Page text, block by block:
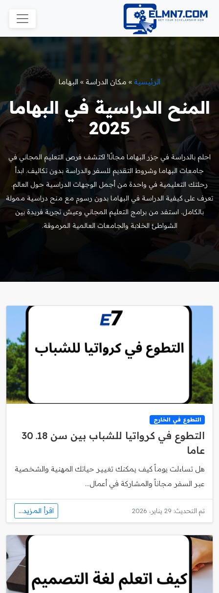
الرئيسية » مكان الدراسة » البهاما
المنح الدراسية في البهاما
2025
احلم بالدراسة في جزر البهاما مجانًا! اكتشف فرص التعليم المجاني في
جامعات البهاما وشروط التقديم للسفر والدراسة بدون تكاليف. ابدأ
رحلتك التعليمية في واحدة من أجمل الوجهات الدراسية حول العالم.
تعرف على كيفية الدراسة في البهاما بدون رسوم مع منح دراسية ممولة
بالكامل. استفد من برامج التعليم المجاني وعيش تجربة فريدة بين
الشواطئ الخلابة والجامعات العالمية المرموقة.
التطوع في الخارج
التطوع في كرواتيا للشباب بين سن 18ـ 30
عاما
هل تساءلت يوماً كيف يمكنك تغيير حياتك المهنية والشخصية
عبر السفر مجاناً والمشاركة في أعمال...
تم التحديث: 29 يناير، 2026 اقرأ المزيد...